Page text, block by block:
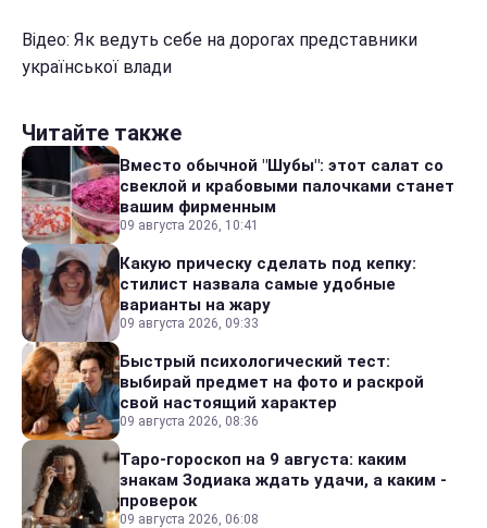
Відео: Як ведуть себе на дорогах представники
української влади
Читайте также
Вместо обычной "Шубы": этот салат со
свеклой и крабовыми палочками станет
вашим фирменным
09 августа 2026, 10:41
Какую прическу сделать под кепку:
стилист назвала самые удобные
варианты на жару
09 августа 2026, 09:33
Быстрый психологический тест:
выбирай предмет на фото и раскрой
свой настоящий характер
09 августа 2026, 08:36
Таро-гороскоп на 9 августа: каким
знакам Зодиака ждать удачи, а каким -
проверок
09 августа 2026, 06:08